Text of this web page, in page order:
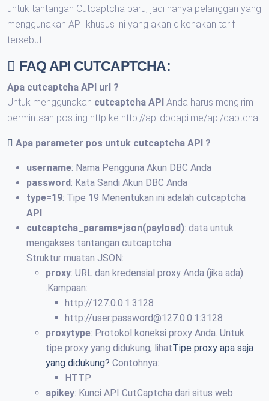
untuk tantangan Cutcaptcha baru, jadi hanya pelanggan yang
menggunakan API khusus ini yang akan dikenakan tarif
tersebut.
FAQ API CUTCAPTCHA:
Apa cutcaptcha API url ?
Untuk menggunakan cutcaptcha API Anda harus mengirim
permintaan posting http ke http://api.dbcapi.me/api/captcha
Apa parameter pos untuk cutcaptcha API ?
username: Nama Pengguna Akun DBC Anda
password: Kata Sandi Akun DBC Anda
type=19: Tipe 19 Menentukan ini adalah cutcaptcha
API
cutcaptcha_params=json(payload): data untuk
mengakses tantangan cutcaptcha
Struktur muatan JSON:
proxy: URL dan kredensial proxy Anda (jika ada)
.Kampaan:
http://127.0.0.1:3128
http://user:password@127.0.0.1:3128
proxytype: Protokol koneksi proxy Anda. Untuk
tipe proxy yang didukung, lihatTipe proxy apa saja
yang didukung? Contohnya:
HTTP
apikey: Kunci API CutCaptcha dari situs web